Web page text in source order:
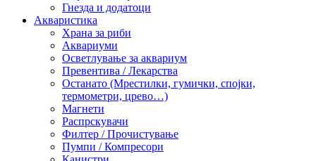
Гнезда и додатоци
Акваристика
Храна за риби
Аквариуми
Осветлување за аквариум
Превентива / Лекарства
Останато (Мрестилки, гумички, спојки,
термометри, црево…)
Магнети
Распрскувачи
Филтер / Прочистување
Пумпи / Компресори